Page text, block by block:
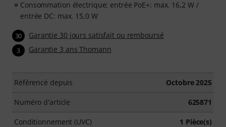
Consommation électrique: entrée PoE+: max. 16,2 W /
entrée DC: max. 15,0 W
30 Garantie 30 jours satisfait ou remboursé
3 Garantie 3 ans Thomann
Référencé depuis Octobre 2025
Numéro d'article 625871
Conditionnement (UVC) 1 Pièce(s)